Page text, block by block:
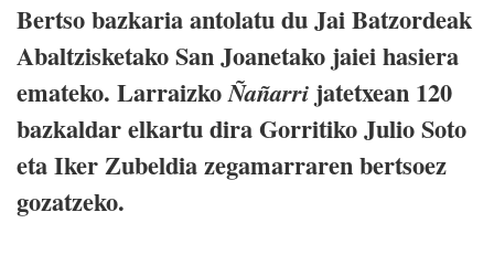
Bertso bazkaria antolatu du Jai Batzordeak
Abaltzisketako San Joanetako jaiei hasiera
emateko. LarraizkoÑañarri jatetxean 120
bazkaldar elkartu dira Gorritiko Julio Soto
eta Iker Zubeldia zegamarraren bertsoez
gozatzeko.